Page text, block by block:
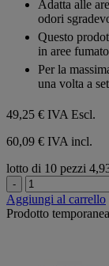
Adatta alle
odori
Questo
in aree
Per la
una volta a
49,25 € IVA Escl.
60,09 € IVA incl.
lotto di 10 pezzi
-
Aggiungi al carrello
Prodotto